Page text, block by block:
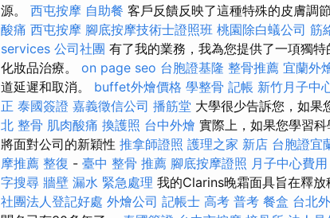
源。 西屯按摩 自助餐 客戶反饋反映了這種特殊的皮膚調
酸痛 西屯按摩 腳底按摩技術士證照班 桃園除白蟻公司 筋
services 公司社團 有了我的業務，​​我為您提供了一項獨
化妝品治療。 on page seo 台胞證基隆 整骨推薦 宜蘭外
道延遲和取消。 buffet外燴價格 學整骨 記帳 新竹月子中
正 泰國簽證 嘉義徵信公司 播筋堂 大學很少告訴您，如果
北 整骨 肌肉酸痛 換護照 台中外燴 實際上，如果您學習
將面對公司的新穎性 推拿師證照 護理之家 新店 台胞證宜
摩推薦 整復 - 臺中 整骨 推薦 腳底按摩證照 月子中心費用
字搜尋 牆壁 漏水 緊急處理 我的Clarins晚霜面具旨在釋放
社團法人登記好處 外燴公司 記帳士 高考 普考 餐盒 台北